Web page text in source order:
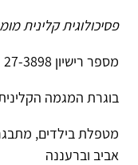
פסיכולוגית קלינית
מספר רישיון 27-3898
בוגרת המגמה
מטפלת בילדים,
אביב וברעננה